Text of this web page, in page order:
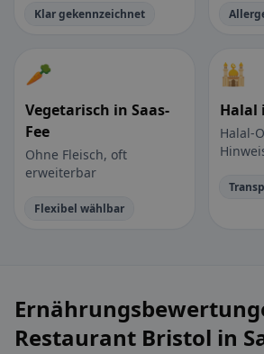
Klar gekennzeichnet
🥕
Vegetarisch in Saas-
Fee
Ohne Fleisch, oft
erweiterbar
Flexibel wählbar
🕌
Halal
Halal-
Restaurant Bristol in